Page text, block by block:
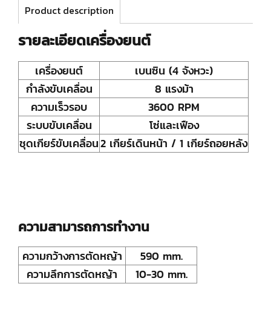
Product description
รายละเอียดเครื่องยนต์
เครื่องยนต์
เบนซิน (4 จังหวะ)
กำลังขับเคลื่อน
8 แรงม้า
ความเร็วรอบ
3600 RPM
ระบบขับเคลื่อน
โซ่และเฟือง
ชุดเกียร์ขับเคลื่อน2 เกียร์เดินหน้า / 1 เกียร์ถอยหลัง
ความสามารถการทำงาน
ความกว้างการตัดหญ้า
590 mm.
ความลึกการตัดหญ้า
10-30 mm.